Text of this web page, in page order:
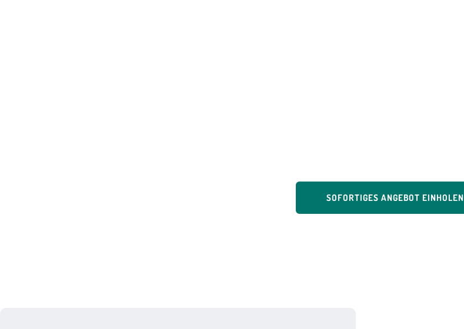
SOFORTIGES ANGEBOT EINHOLEN